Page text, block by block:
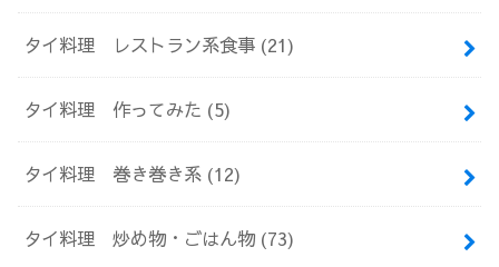
タイ料理 レストラン系食事 (21)
タイ料理 作ってみた (5)
タイ料理 巻き巻き系 (12)
タイ料理 炒め物・ごはん物 (73)